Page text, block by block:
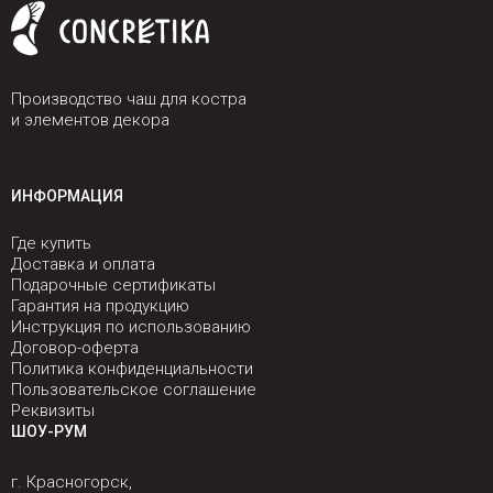
Производство чаш для костра
и элементов декора
ИНФОРМАЦИЯ
Где купить
Доставка и оплата
Подарочные сертификаты
Гарантия на продукцию
Инструкция по использованию
Договор-оферта
Политика конфиденциальности
Пользовательское соглашение
Реквизиты
ШОУ-РУМ
г. Красногорск,